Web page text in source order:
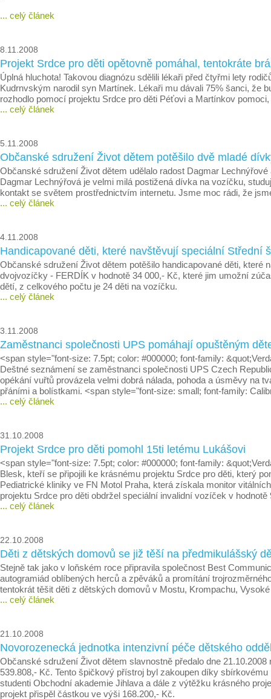
... celý článek
8.11.2008
Projekt Srdce pro děti opětovně pomáhal, tentokráte
Úplná hluchota! Takovou diagnózu sdělili lékaři před čtyřmi lety
Kudrnvským narodil syn Martínek. Lékaři mu dávali 75% šanci, že
rozhodlo pomocí projektu Srdce pro děti Péťovi a Martínkov
... celý článek
5.11.2008
Občanské sdružení Život dětem potěšilo dvě mladé
Občanské sdružení Život dětem udělalo radost Dagmar
Dagmar Lechnýřová je velmi milá postižená dívka na vozíčku,
kontakt se světem prostřednictvím internetu. Jsme moc rádi, že
... celý článek
4.11.2008
Handicapované děti, které navštěvují speciální Střední
Občanské sdružení Život dětem potěšilo handicapované děti,
dvojvozíčky - FERDÍK v hodnotě 34 000,- Kč, které jim umožní
dětí, z celkového počtu je 24 děti na vozíčku.
... celý článek
3.11.2008
Zaměstnanci společnosti UPS pomáhají opuštěným
<span style="font-size: 7.5pt; color: #000000; font-family:
Deštné seznámení se zaměstnanci společnosti UPS Czech
opékání vuřtů provázela velmi dobrá nálada, pohoda a úsměvy na
přáními a bolístkami. <span style="font-size: small; font-family:
... celý článek
31.10.2008
Projekt Srdce pro děti pomohl 15ti letému Lukášovi
<span style="font-size: 7.5pt; color: #000000; font-family:
Blesk, kteří se připojili ke krásnému projektu Srdce pro děti, který
Pediatrické kliniky ve FN Motol Praha, která získala monitor
projektu Srdce pro děti obdržel speciální invalidní vozíček v
... celý článek
22.10.2008
Děti z dětských domovů se již těší na předmikulášský
Stejně tak jako v loňském roce připravila společnost Best
autogramiád oblíbených herců a zpěváků a promítání
tentokrát těšit děti z dětských domovů v Mostu, Krompachu,
... celý článek
21.10.2008
Novorozenecká jednotka intenzivní péče dětského
Občanské sdružení Život dětem slavnostně předalo dne
539.808,- Kč. Tento špičkový přístroj byl zakoupen díky
studenti Obchodní akademie Jihlava a dále z výtěžku krásného
projekt přispěl částkou ve výši 168.200,- Kč.